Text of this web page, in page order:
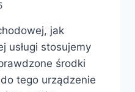
jak
usługi stosujemy
środki
tego urządzenie